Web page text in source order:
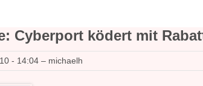
Cyberport ködert mit
- 14:04 – michaelh